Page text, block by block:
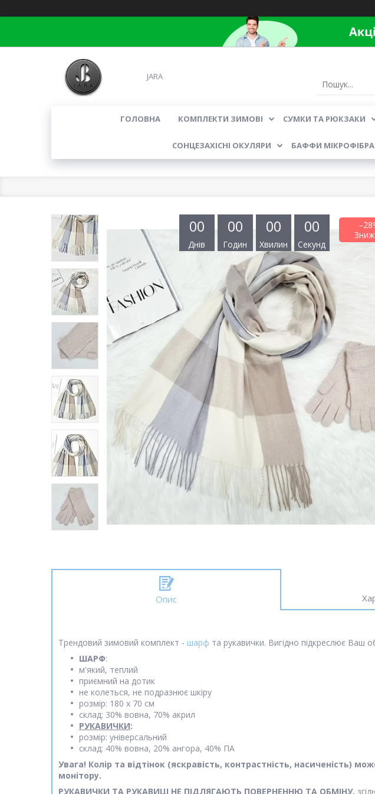
JARA
ГОЛОВНА КОМПЛЕКТИ ЗИМОВІ СУМКИ ТА РЮКЗАКИ
СОНЦЕЗАХІСНІ ОКУЛЯРИ БАФФИ МІКРОФІБРА
00
Днів
00
Годин
00
Хвилин
00
Секунд
Опис
Трендовий зимовий комплект - шарф та рукавички. Вигідно підкреслює Ваш
ШАРФ:
м'який, теплий
приємний на дотик
не колеться, не подразнює шкіру
розмір: 180 х 70 см
склад: 30% вовна, 70% акрил
РУКАВИЧКИ:
розмір: універсальний
склад: 40% вовна, 20% ангора, 40% ПА
Увага! Колір та відтінок (яскравість, контрастність, насиченість)
монітору.
РУКАВИЧКИ ТА РУКАВИЦІ НЕ ПІДЛЯГАЮТЬ ПОВЕРНЕННЮ ТА ОБМІНУ,